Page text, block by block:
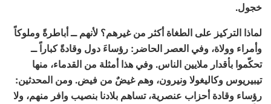
خجول.
لماذا التركيز على الطغاة أكثر من غيرهم؟ لأنهم ــ أباطرةً وملوكاً
وأمراء وولاة، وفي العصر الحاضر: رؤساءَ دول وقادةً كباراً ــ
تحكّموا بأقدار ملايين الناس. وفي هذا أمثلة من القدماء، منها
تيبيريوس وكاليغولا ونيرون، وهم غيضٌ من فيض. ومن المحدثين:
رؤساء وقادة أحزاب عنصرية، تساهم بلادنا بنصيب وافر منهم، ولا